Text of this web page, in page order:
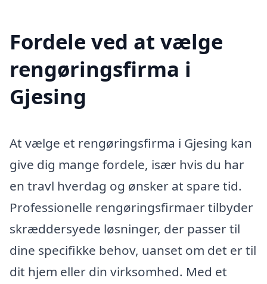
Fordele ved at vælge
rengøringsfirma i
Gjesing
At vælge et rengøringsfirma i Gjesing kan
give dig mange fordele, især hvis du har
en travl hverdag og ønsker at spare tid.
Professionelle rengøringsfirmaer tilbyder
skræddersyede løsninger, der passer til
dine specifikke behov, uanset om det er til
dit hjem eller din virksomhed. Med et